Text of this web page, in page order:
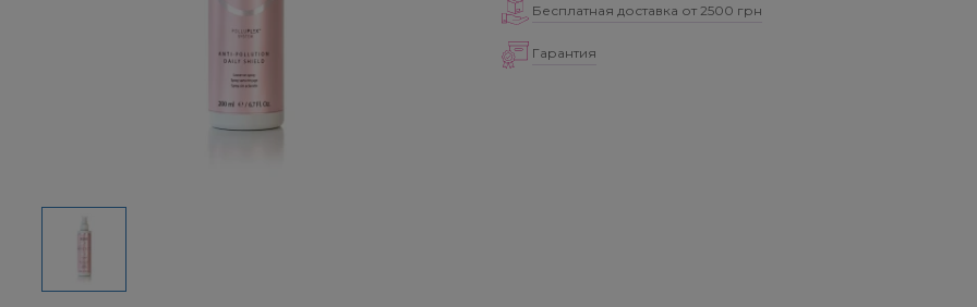
Бесплатная доставка от 2500 грн
Гарантия